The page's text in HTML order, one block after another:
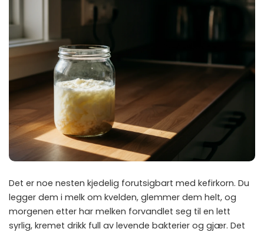
Det er noe nesten kjedelig forutsigbart med kefirkorn. Du
legger dem i melk om kvelden, glemmer dem helt, og
morgenen etter har melken forvandlet seg til en lett
syrlig, kremet drikk full av levende bakterier og gjær. Det